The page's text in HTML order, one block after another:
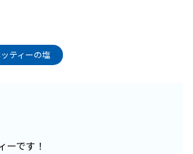
ティーの塩
ーです！